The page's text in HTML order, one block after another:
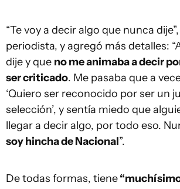
“Te voy a decir algo que nunca
periodista, y agregó más detalles:
dije y que no me animaba a decir
ser criticado. Me pasaba que a
‘Quiero ser reconocido por ser un
selección’, y sentía miedo que
llegar a decir algo, por todo eso.
soy hincha de Nacional”.
De todas formas, tiene